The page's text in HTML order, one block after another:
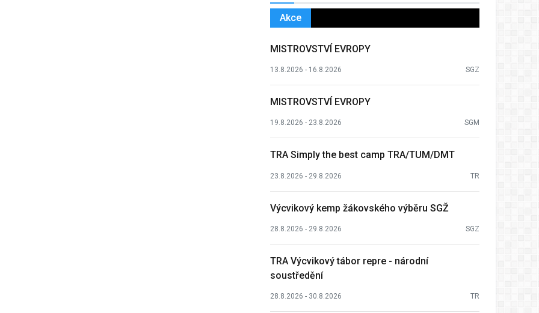
Akce
MISTROVSTVÍ EVROPY
13.8.2026 - 16.8.2026 SGZ
MISTROVSTVÍ EVROPY
19.8.2026 - 23.8.2026 SGM
TRA Simply the best camp TRA/TUM/DMT
23.8.2026 - 29.8.2026 TR
Výcvikový kemp žákovského výběru SGŽ
28.8.2026 - 29.8.2026 SGZ
TRA Výcvikový tábor repre - národní
soustředění
28.8.2026 - 30.8.2026 TR